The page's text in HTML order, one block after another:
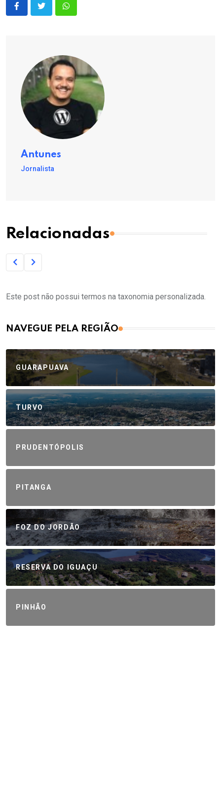
Antunes
Jornalista
Relacionadas
Este post não possui termos na taxonomia personalizada.
NAVEGUE PELA REGIÃO
GUARAPUAVA
TURVO
PRUDENTÓPOLIS
PITANGA
FOZ DO JORDÃO
RESERVA DO IGUAÇU
PINHÃO